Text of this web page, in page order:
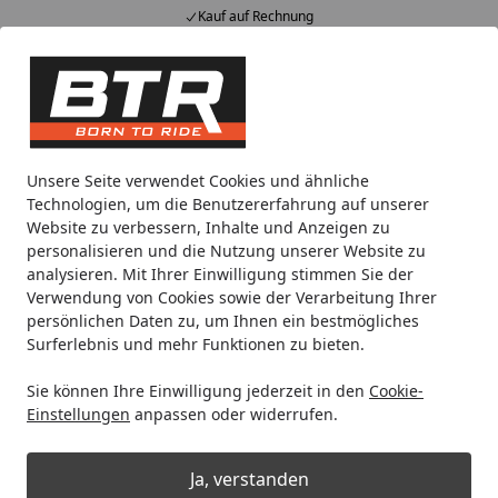
Unsere Seite verwendet Cookies und ähnliche
Technologien, um die Benutzererfahrung auf unserer
Website zu verbessern, Inhalte und Anzeigen zu
personalisieren und die Nutzung unserer Website zu
analysieren. Mit Ihrer Einwilligung stimmen Sie der
Verwendung von Cookies sowie der Verarbeitung Ihrer
persönlichen Daten zu, um Ihnen ein bestmögliches
Surferlebnis und mehr Funktionen zu bieten.
Sie können Ihre Einwilligung jederzeit in den Cookie-
Einstellungen anpassen oder widerrufen.
Ja, verstanden
Kauf auf Rechnung
Alle Produkte
Mein Konto
Suchen
Noch 2 Tage und 11 Stunden
Spare bis zu 35% auf EVOLIFT® Zentralständer
von BTR!
Startseite
Motorradteile & Ersatzteile Anbauteile Fußraste &
Fußraste & Anlagen
Ihre Artikelübersicht
Kategorien